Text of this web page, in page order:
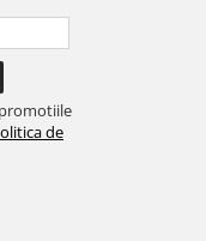
de